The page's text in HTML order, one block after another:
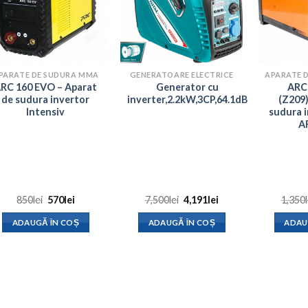
DE SUDURA MMA
160 EVO – Aparat
de sudura invertor
Intensiv
850lei Prețul
a
fost:
570lei
este:
570lei.
ADAUGĂ ÎN COȘ
GENERATOARE ELECTRICE
Generator cu
inverter,2.2kW,3CP,64.1dB
7,500lei Prețul
inițial
a
fost:
4,191leiPrețul
ADAUGĂ ÎN COȘ
APARATE
sudura
1,350